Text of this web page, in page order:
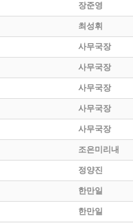
장준영
최성휘
사무국장
사무국장
사무국장
사무국장
사무국장
조은미리내
정양진
한만일
한만일